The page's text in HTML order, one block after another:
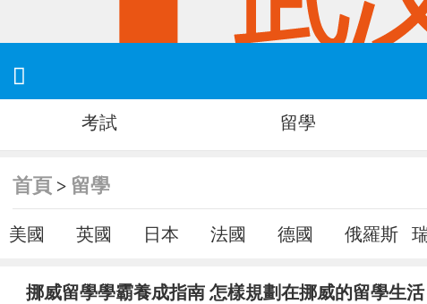

考試 留學
首頁 > 留學
美國 英國 日本 法國 德國 俄羅斯
挪威留學學霸養成指南 怎樣規劃在挪威的留學生活